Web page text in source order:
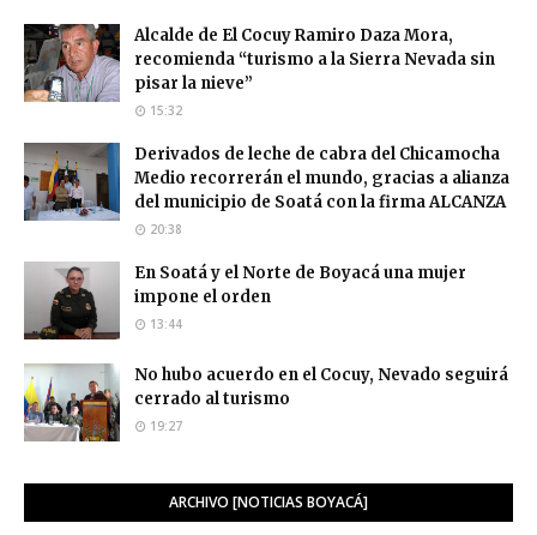
Alcalde de El Cocuy Ramiro Daza Mora,
recomienda “turismo a la Sierra Nevada sin
pisar la nieve”
15:32
Derivados de leche de cabra del Chicamocha
Medio recorrerán el mundo, gracias a alianza
del municipio de Soatá con la firma ALCANZA
20:38
En Soatá y el Norte de Boyacá una mujer
impone el orden
13:44
No hubo acuerdo en el Cocuy, Nevado seguirá
cerrado al turismo
19:27
ARCHIVO [NOTICIAS BOYACÁ]